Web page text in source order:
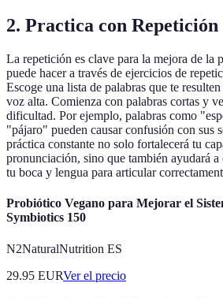
2. Practica con Repetición
La repetición es clave para la mejora de la
puede hacer a través de ejercicios de
Escoge una lista de palabras que te
voz alta. Comienza con palabras cortas y
dificultad. Por ejemplo, palabras como
"pájaro" pueden causar confusión con sus
práctica constante no solo fortalecerá tu
pronunciación, sino que también ayudará a
tu boca y lengua para articular
Probiótico Vegano para Mejorar el
Symbiotics 150
N2NaturalNutrition ES
29.95 EURVer el precio